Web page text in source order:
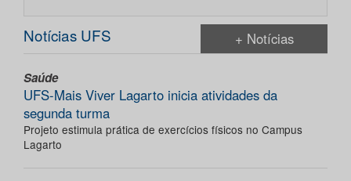
Notícias UFS + Notícias
Saúde
UFS-Mais Viver Lagarto inicia atividades da
segunda turma
Projeto estimula prática de exercícios físicos no Campus
Lagarto